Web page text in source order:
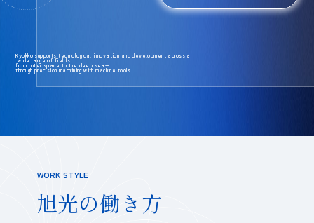
Kyokko supports technological innovation and development across a
wide range of fields
from outer space to the deep sea—
through precision machining with machine tools.
WORK STYLE
旭光の働き方